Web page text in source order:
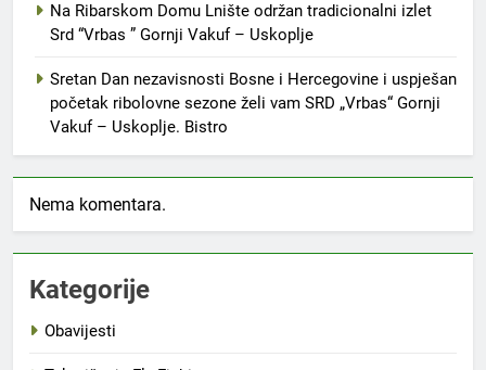
Na Ribarskom Domu Lnište održan tradicionalni izlet
Srd “Vrbas ” Gornji Vakuf – Uskoplje
Sretan Dan nezavisnosti Bosne i Hercegovine i uspješan
početak ribolovne sezone želi vam SRD „Vrbas“ Gornji
Vakuf – Uskoplje. Bistro
Nema komentara.
Kategorije
Obavijesti